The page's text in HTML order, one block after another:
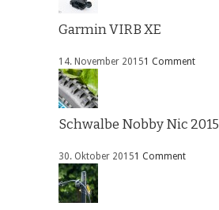
Garmin VIRB XE
14. November 20151 Comment
Schwalbe Nobby Nic 2015
30. Oktober 20151 Comment